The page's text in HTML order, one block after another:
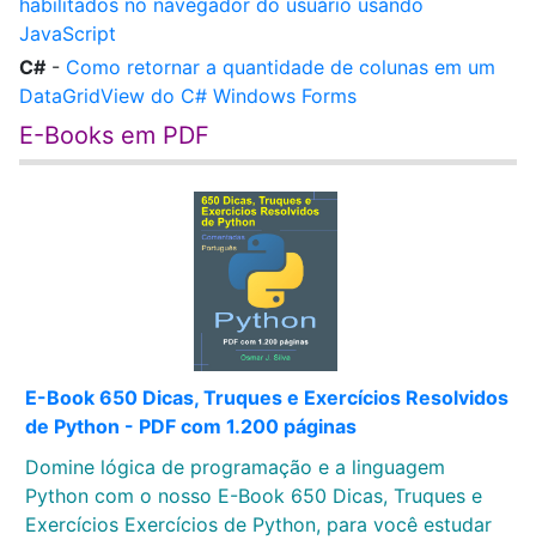
habilitados no navegador do usuário usando
JavaScript
C# - Como retornar a quantidade de colunas em um
DataGridView do C# Windows Forms
E-Books em PDF
E-Book 650 Dicas, Truques e Exercícios Resolvidos
de Python - PDF com 1.200 páginas
Domine lógica de programação e a linguagem
Python com o nosso E-Book 650 Dicas, Truques e
Exercícios Exercícios de Python, para você estudar